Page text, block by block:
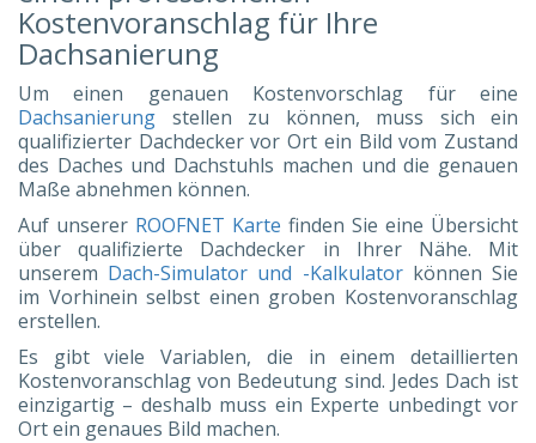
Kostenvoranschlag für Ihre
Dachsanierung
Um einen genauen Kostenvorschlag für eine
Dachsanierung stellen zu können, muss sich ein
qualifizierter Dachdecker vor Ort ein Bild vom Zustand
des Daches und Dachstuhls machen und die genauen
Maße abnehmen können.
Auf unserer ROOFNET Karte finden Sie eine Übersicht
über qualifizierte Dachdecker in Ihrer Nähe. Mit
unserem Dach-Simulator und -Kalkulatorkönnen Sie
im Vorhinein selbst einen groben Kostenvoranschlag
erstellen.
Es gibt viele Variablen, die in einem detaillierten
Kostenvoranschlag von Bedeutung sind. Jedes Dach ist
einzigartig – deshalb muss ein Experte unbedingt vor
Ort ein genaues Bild machen.